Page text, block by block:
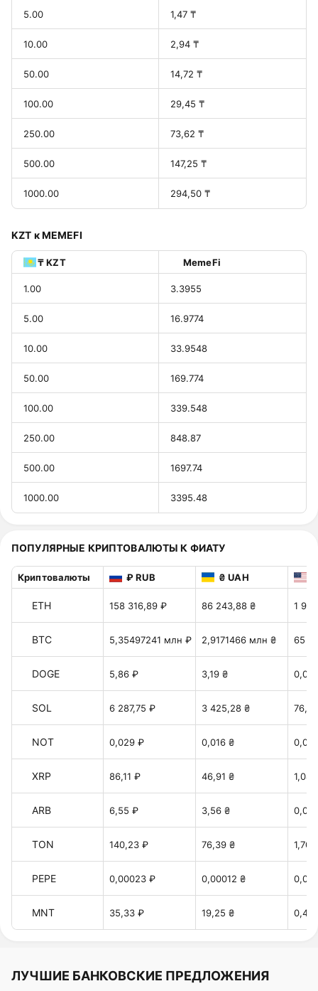
5.00 1,47 ₸
10.00 2,94 ₸
50.00 14,72 ₸
100.00 29,45 ₸
250.00 73,62 ₸
500.00 147,25 ₸
1000.00 294,50 ₸
KZT к MEMEFI
₸ KZT MemeFi
1.00 3.3955
5.00 16.9774
10.00 33.9548
50.00 169.774
100.00 339.548
250.00 848.87
500.00 1697.74
1000.00 3395.48
ПОПУЛЯРНЫЕ КРИПТОВАЛЮТЫ К ФИАТУ
Криптовалюты ₽ RUB ₴ UAH
ETH 158 316,89 ₽ 86 243,88 ₴ 1
BTC 5,35497241 млн ₽ 2,9171466 млн ₴ 65
DOGE 5,86 ₽ 3,19 ₴
SOL 6 287,75 ₽ 3 425,28 ₴
NOT 0,029 ₽ 0,016 ₴
XRP 86,11 ₽ 46,91 ₴
ARB 6,55 ₽ 3,56 ₴
TON 140,23 ₽ 76,39 ₴ 1,70
PEPE 0,00023 ₽ 0,00012 ₴
MNT 35,33 ₽ 19,25 ₴ 0,42
ЛУЧШИЕ БАНКОВСКИЕ ПРЕДЛОЖЕНИЯ